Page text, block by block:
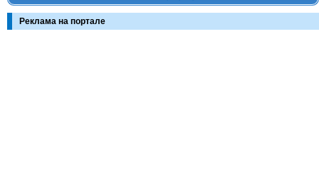
Реклама на портале